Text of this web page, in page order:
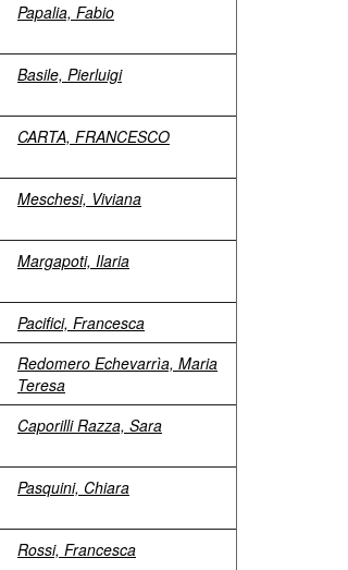
Papalia, Fabio
Basile, Pierluigi
CARTA, FRANCESCO
Meschesi, Viviana
Margapoti, Ilaria
Pacifici, Francesca
Redomero Echevarrìa, Maria
Teresa
Caporilli Razza, Sara
Pasquini, Chiara
Rossi, Francesca